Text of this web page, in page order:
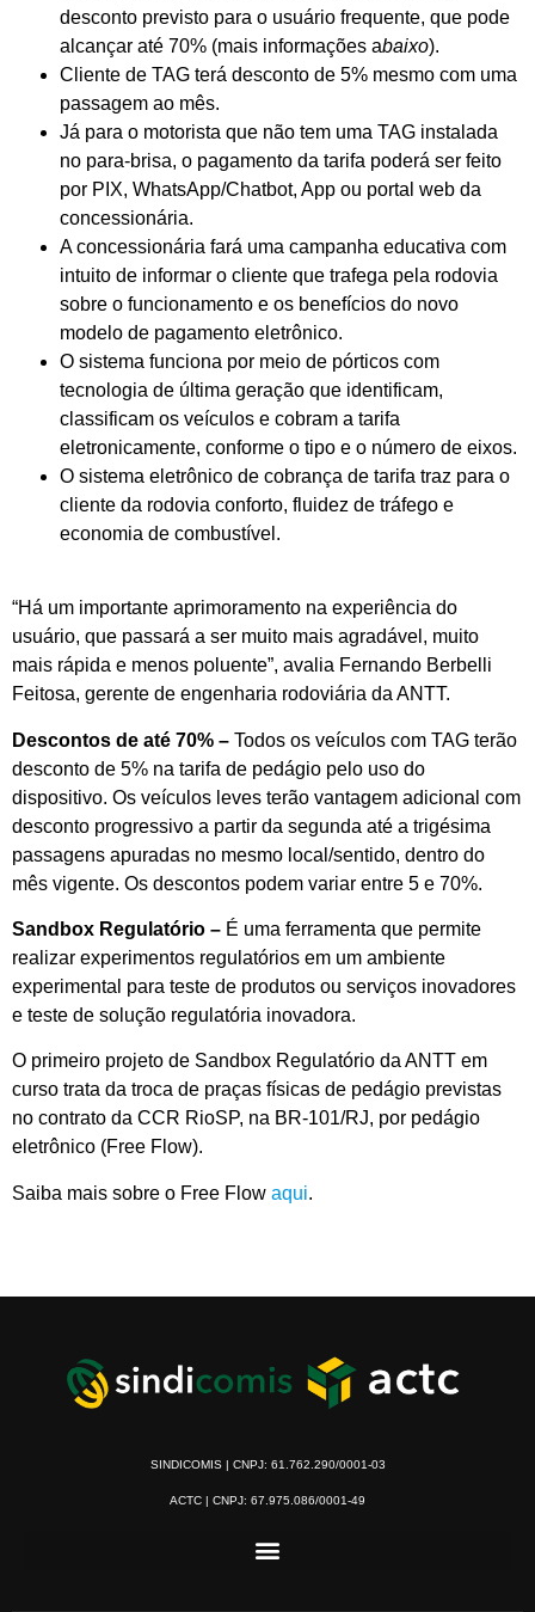
desconto previsto para o usuário frequente, que pode
alcançar até 70% (mais informações abaixo).
Cliente de TAG terá desconto de 5% mesmo com uma
passagem ao mês.
Já para o motorista que não tem uma TAG instalada
no para-brisa, o pagamento da tarifa poderá ser feito
por PIX, WhatsApp/Chatbot, App ou portal web da
concessionária.
A concessionária fará uma campanha educativa com
intuito de informar o cliente que trafega pela rodovia
sobre o funcionamento e os benefícios do novo
modelo de pagamento eletrônico.
O sistema funciona por meio de pórticos com
tecnologia de última geração que identificam,
classificam os veículos e cobram a tarifa
eletronicamente, conforme o tipo e o número de eixos.
O sistema eletrônico de cobrança de tarifa traz para o
cliente da rodovia conforto, fluidez de tráfego e
economia de combustível.
“Há um importante aprimoramento na experiência do
usuário, que passará a ser muito mais agradável, muito
mais rápida e menos poluente”, avalia Fernando Berbelli
Feitosa, gerente de engenharia rodoviária da ANTT.
Descontos de até 70% – Todos os veículos com TAG terão
desconto de 5% na tarifa de pedágio pelo uso do
dispositivo. Os veículos leves terão vantagem adicional com
desconto progressivo a partir da segunda até a trigésima
passagens apuradas no mesmo local/sentido, dentro do
mês vigente. Os descontos podem variar entre 5 e 70%.
Sandbox Regulatório – É uma ferramenta que permite
realizar experimentos regulatórios em um ambiente
experimental para teste de produtos ou serviços inovadores
e teste de solução regulatória inovadora.
O primeiro projeto de Sandbox Regulatório da ANTT em
curso trata da troca de praças físicas de pedágio previstas
no contrato da CCR RioSP, na BR-101/RJ, por pedágio
eletrônico (Free Flow).
Saiba mais sobre o Free Flow aqui.
SINDICOMIS | CNPJ: 61.762.290/0001-03
ACTC | CNPJ: 67.975.086/0001-49